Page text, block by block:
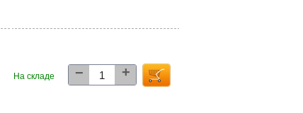
На складе − +